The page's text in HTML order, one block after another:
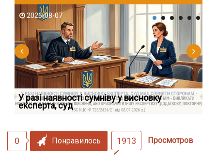
2026-08-07
У разі наявності сумніву у висновку
експерта, суд
0 Понравилось 1913 Просмотров